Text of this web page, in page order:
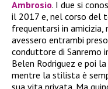
Ambrosio. I due si
il 2017 e, nel corso del
frequentarsi in
avessero entrambi
conduttore di Sanremo
Belen Rodriguez e poi
mentre la stilista è
sua vita privata. Ma